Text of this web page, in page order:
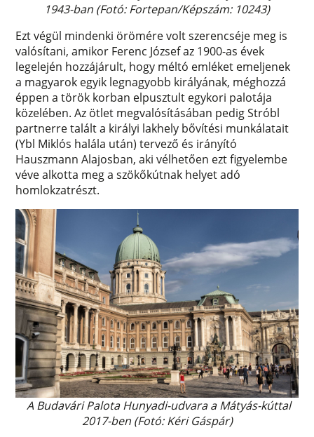
1943-ban (Fotó: Fortepan/Képszám: 10243)
Ezt végül mindenki örömére volt szerencséje meg is
valósítani, amikor Ferenc József az 1900-as évek
legelején hozzájárult, hogy méltó emléket emeljenek
a magyarok egyik legnagyobb királyának, méghozzá
éppen a török korban elpusztult egykori palotája
közelében. Az ötlet megvalósításában pedig Stróbl
partnerre talált a királyi lakhely bővítési munkálatait
(Ybl Miklós halála után) tervező és irányító
Hauszmann Alajosban, aki vélhetően ezt figyelembe
véve alkotta meg a szökőkútnak helyet adó
homlokzatrészt.
A Budavári Palota Hunyadi-udvara a Mátyás-kúttal
2017-ben (Fotó: Kéri Gáspár)